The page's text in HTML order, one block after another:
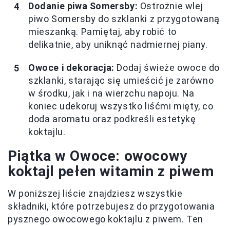
Dodanie piwa Somersby: Ostrożnie wlej
piwo Somersby do szklanki z przygotowaną
mieszanką. Pamiętaj, aby robić to
delikatnie, aby uniknąć nadmiernej piany.
Owoce i dekoracja: Dodaj świeże owoce do
szklanki, starając się umieścić je zarówno
w środku, jak i na wierzchu napoju. Na
koniec udekoruj wszystko liśćmi mięty, co
doda aromatu oraz podkreśli estetykę
koktajlu.
Piątka w Owoce: owocowy
koktajl pełen witamin z piwem
W poniższej liście znajdziesz wszystkie
składniki, które potrzebujesz do przygotowania
pysznego owocowego koktajlu z piwem. Ten